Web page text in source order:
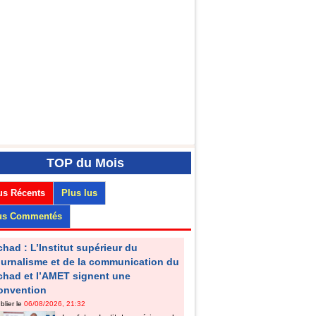
TOP du Mois
Récents Plus lus
Commentés
: L’Institut supérieur du
et de la communication du
et l’AMET signent une
le 06/08/2026, 21:32